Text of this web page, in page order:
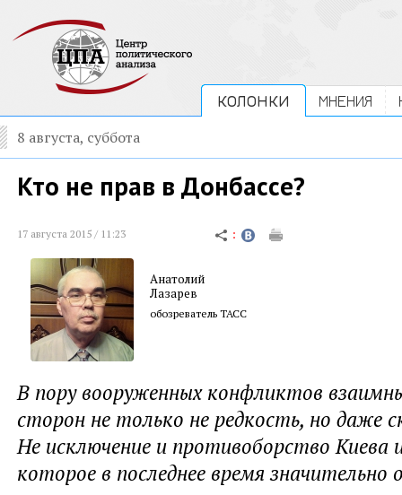
КОЛОНКИ МНЕНИЯ
8 августа, суббота
Кто не прав в Донбассе?
17 августа 2015 / 11:23
Анатолий
Лазарев
обозреватель ТАСС
В пору вооруженных конфликтов
сторон не только не редкость, но даже
Не исключение и противоборство Киева
которое в последнее время значительно